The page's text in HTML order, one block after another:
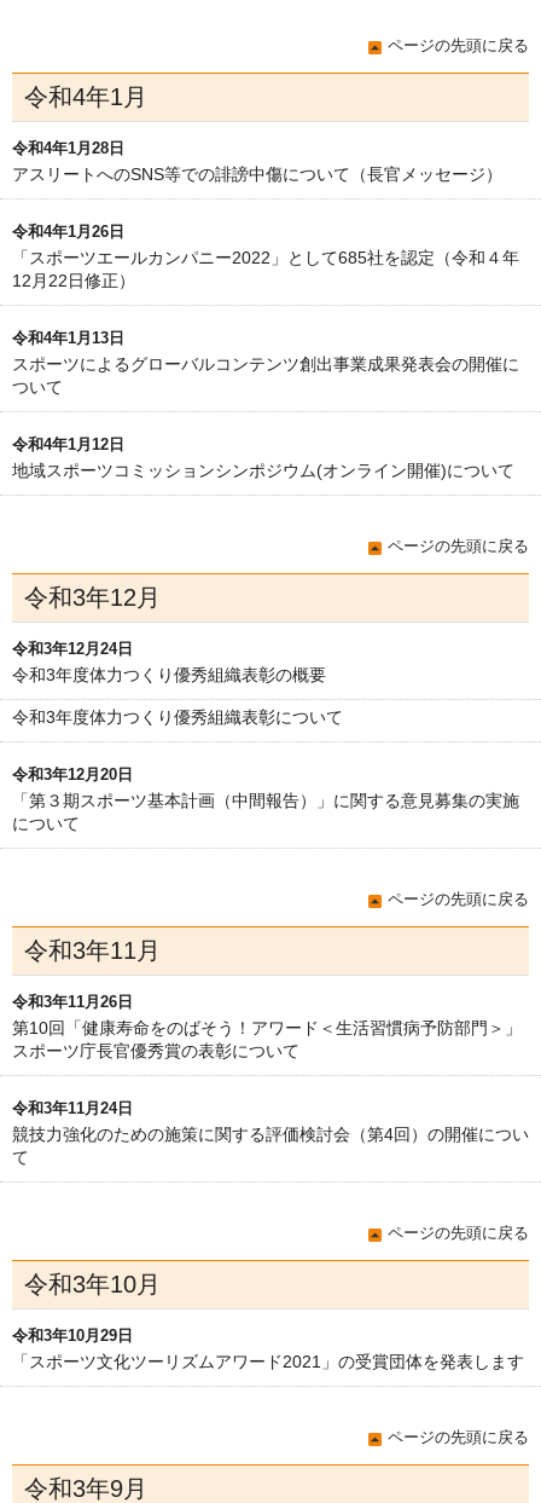
ページの先頭に戻る
令和4年1月
令和4年1月28日
アスリートへのSNS等での誹謗中傷について（長官メッセージ）
令和4年1月26日
「スポーツエールカンパニー2022」として685社を認定（令和４年
12月22日修正）
令和4年1月13日
スポーツによるグローバルコンテンツ創出事業成果発表会の開催に
ついて
令和4年1月12日
地域スポーツコミッションシンポジウム(オンライン開催)について
ページの先頭に戻る
令和3年12月
令和3年12月24日
令和3年度体力つくり優秀組織表彰の概要
令和3年度体力つくり優秀組織表彰について
令和3年12月20日
「第３期スポーツ基本計画（中間報告）」に関する意見募集の実施
について
ページの先頭に戻る
令和3年11月
令和3年11月26日
第10回「健康寿命をのばそう！アワード＜生活習慣病予防部門＞」
スポーツ庁長官優秀賞の表彰について
令和3年11月24日
競技力強化のための施策に関する評価検討会（第4回）の開催につい
て
ページの先頭に戻る
令和3年10月
令和3年10月29日
「スポーツ文化ツーリズムアワード2021」の受賞団体を発表します
ページの先頭に戻る
令和3年9月